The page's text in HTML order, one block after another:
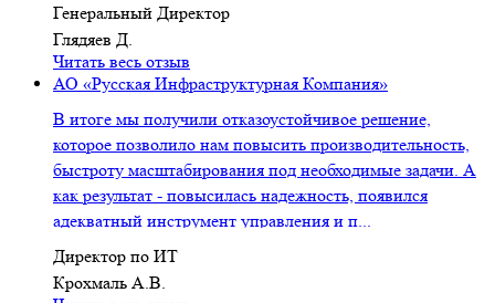
Генеральный Директор
Глядяев Д.
Читать весь отзыв
АО «Русская Инфраструктурная Компания»
В итоге мы получили отказоустойчивое решение,
которое позволило нам повысить производительность,
быстроту масштабирования под необходимые задачи. А
как результат - повысилась надежность, появился
адекватный инструмент управления и п...
Директор по ИТ
Крохмаль А.В.